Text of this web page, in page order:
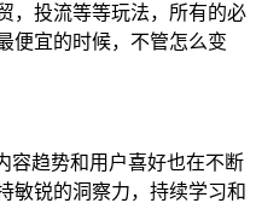
，投流等等玩法，所有的必
便宜的时候，不管怎么变
容趋势和用户喜好也在不断
敏锐的洞察力，持续学习和